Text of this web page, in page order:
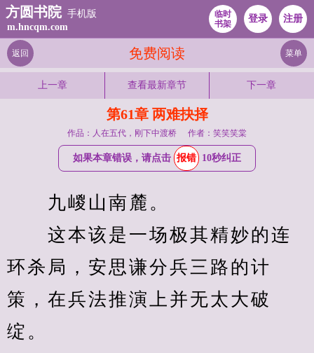
方圆书院 手机版
m.hncqm.com
临时
书架
登录 注册
免费阅读
返回 菜单
上一章 查看最新章节 下一章
第61章 两难抉择
作品：人在五代，刚下中渡桥 作者：笑笑笑棠
如果本章错误，请点击 报错 10秒纠正
九嵕山南麓。
这本该是一场极其精妙的连
环杀局，安思谦分兵三路的计
策，在兵法推演上并无太大破
绽。